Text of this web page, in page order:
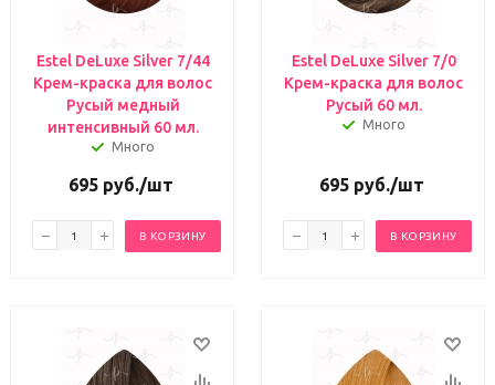
Estel DeLuxe Silver 7/44
Крем-краска для волос
Русый медный
интенсивный 60 мл.
Много
695руб./шт
В КОРЗИНУ
Estel DeLuxe Silver 7/0
Крем-краска для волос
Русый 60 мл.
Много
695руб./шт
В КОРЗИНУ